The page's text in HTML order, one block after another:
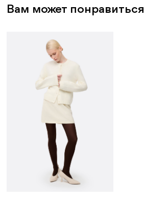
Вам может понравиться